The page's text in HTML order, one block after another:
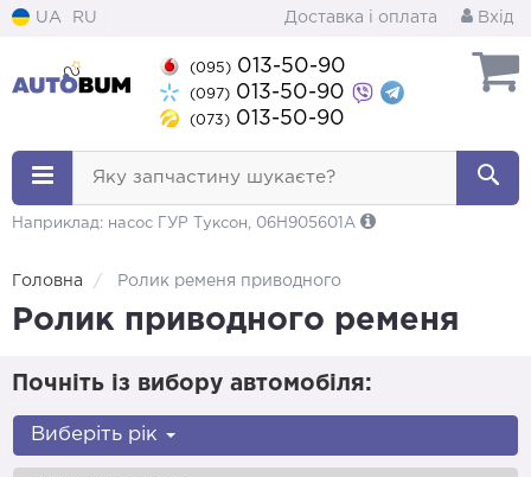
UA RU Доставка і оплата Вхід
(095) 013-50-90
(097) 013-50-90
(073) 013-50-90
Яку запчастину шукаєте?
Наприклад: насос ГУР Туксон, 06H905601A
Головна Ролик ременя приводного
Ролик приводного ременя
Почніть із вибору автомобіля:
Виберіть рік